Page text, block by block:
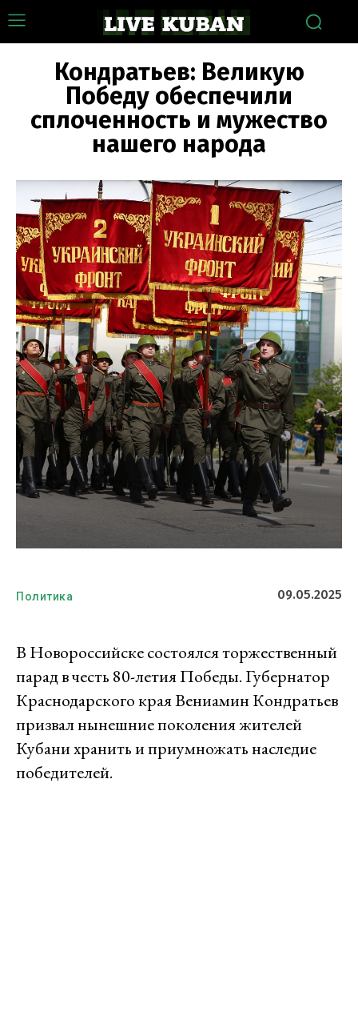
Кондратьев: Великую
Победу обеспечили
сплоченность и мужество
нашего народа
Политика 09.05.2025
В Новороссийске состоялся торжественный
парад в честь 80-летия Победы. Губернатор
Краснодарского края Вениамин Кондратьев
призвал нынешние поколения жителей
Кубани хранить и приумножать наследие
победителей.